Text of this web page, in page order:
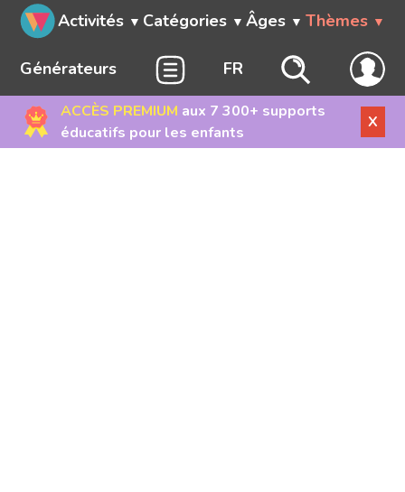
Activités Catégories Âges Thèmes
Générateurs FR
ACCÈS PREMIUM aux 7 300+ supports
éducatifs pour les enfants
X